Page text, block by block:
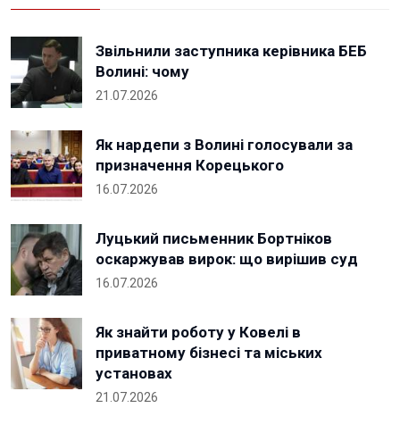
Звільнили заступника керівника БЕБ
Волині: чому
21.07.2026
Як нардепи з Волині голосували за
призначення Корецького
16.07.2026
Луцький письменник Бортніков
оскаржував вирок: що вирішив суд
16.07.2026
Як знайти роботу у Ковелі в
приватному бізнесі та міських
установах
21.07.2026